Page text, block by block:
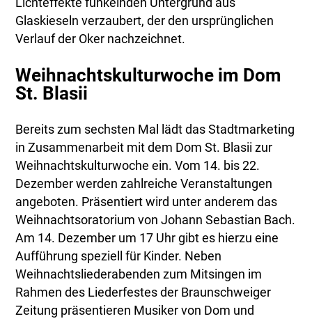
Lichteffekte funkelnden Untergrund aus
Glaskieseln verzaubert, der den ursprünglichen
Verlauf der Oker nachzeichnet.
Weihnachtskulturwoche im Dom
St. Blasii
Bereits zum sechsten Mal lädt das Stadtmarketing
in Zusammenarbeit mit dem Dom St. Blasii zur
Weihnachtskulturwoche ein. Vom 14. bis 22.
Dezember werden zahlreiche Veranstaltungen
angeboten. Präsentiert wird unter anderem das
Weihnachtsoratorium von Johann Sebastian Bach.
Am 14. Dezember um 17 Uhr gibt es hierzu eine
Aufführung speziell für Kinder. Neben
Weihnachtsliederabenden zum Mitsingen im
Rahmen des Liederfestes der Braunschweiger
Zeitung präsentieren Musiker von Dom und